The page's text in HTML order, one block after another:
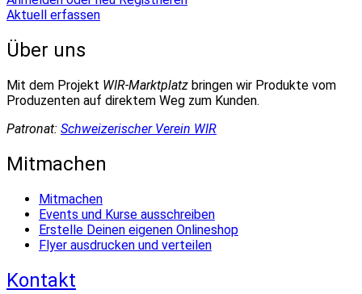
Aktuell erfassen
Über uns
Mit dem Projekt WIR-Marktplatz bringen wir Produkte vom
Produzenten auf direktem Weg zum Kunden.
Patronat: Schweizerischer Verein WIR
Mitmachen
Mitmachen
Events und Kurse ausschreiben
Erstelle Deinen eigenen Onlineshop
Flyer ausdrucken und verteilen
Kontakt